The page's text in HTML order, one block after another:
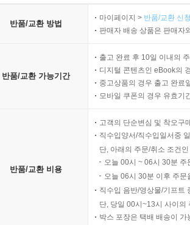
반품/교환 방법
마이페이지 > 반품/교환 신
판매자 배송 상품은 판매자
반품/교환 가능기간
출고 완료 후 10일 이내의
디지털 콘텐츠인 eBook의
중고상품의 경우 출고 완료
모바일 쿠폰의 경우 유효기
반품/교환 비용
고객의 단순변심 및 착오구
직수입양서/직수입일서중
단, 아래의 주문/취소 조건
오늘 00시 ~ 06시 30분
오늘 06시 30분 이후 주
직수입 음반/영상물/기프트
단, 당일 00시~13시 사이의
박스 포장은 택배 배송이